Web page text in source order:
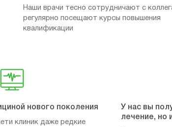
Наши врачи тесно сотрудничают с
регулярно посещают курсы повышения
квалификации
нового поколения
клиник даже редкие
У нас вы
лечение, но